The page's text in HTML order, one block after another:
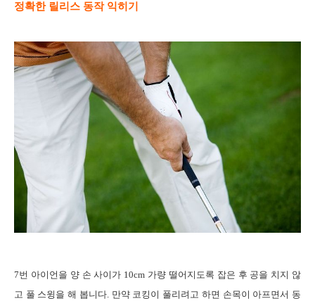
정확한 릴리스 동작 익히기
7번 아이언을 양 손 사이가 10cm 가량 떨어지도록 잡은 후 공을 치지 않
고 풀 스윙을 해 봅니다. 만약 코킹이 풀리려고 하면 손목이 아프면서 동